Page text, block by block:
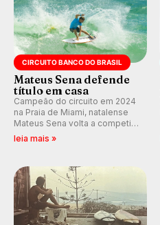
CIRCUITO BANCO DO BRASIL
Mateus Sena defende
título em casa
Campeão do circuito em 2024
na Praia de Miami, natalense
Mateus Sena volta a competir
em casa em busca de manter a
leia mais »